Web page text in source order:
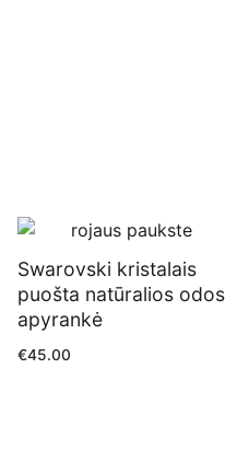
Swarovski kristalais
puošta natūralios odos
apyrankė
€45.00